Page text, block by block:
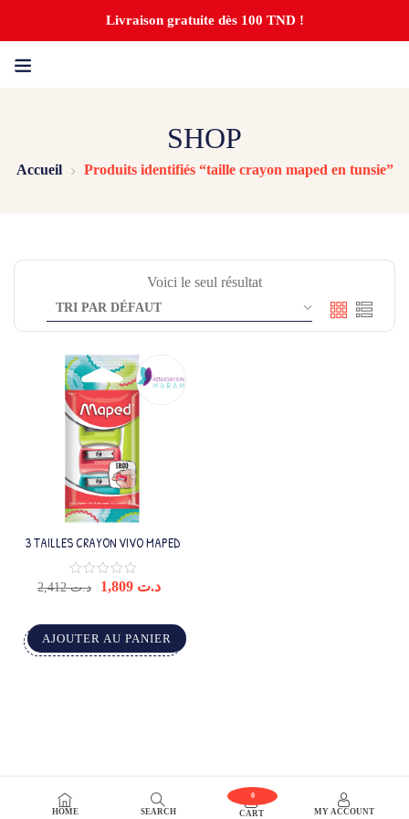
Livraison gratuite dès 100 TND !
SHOP
Accueil Produits identifiés “taille crayon maped en tunsie”
Voici le seul résultat
3 TAILLES CRAYON VIVO MAPED
د.ت2,412 د.ت
AJOUTER AU PANIER
HOME SEARCH
0
CART MY ACCOUNT